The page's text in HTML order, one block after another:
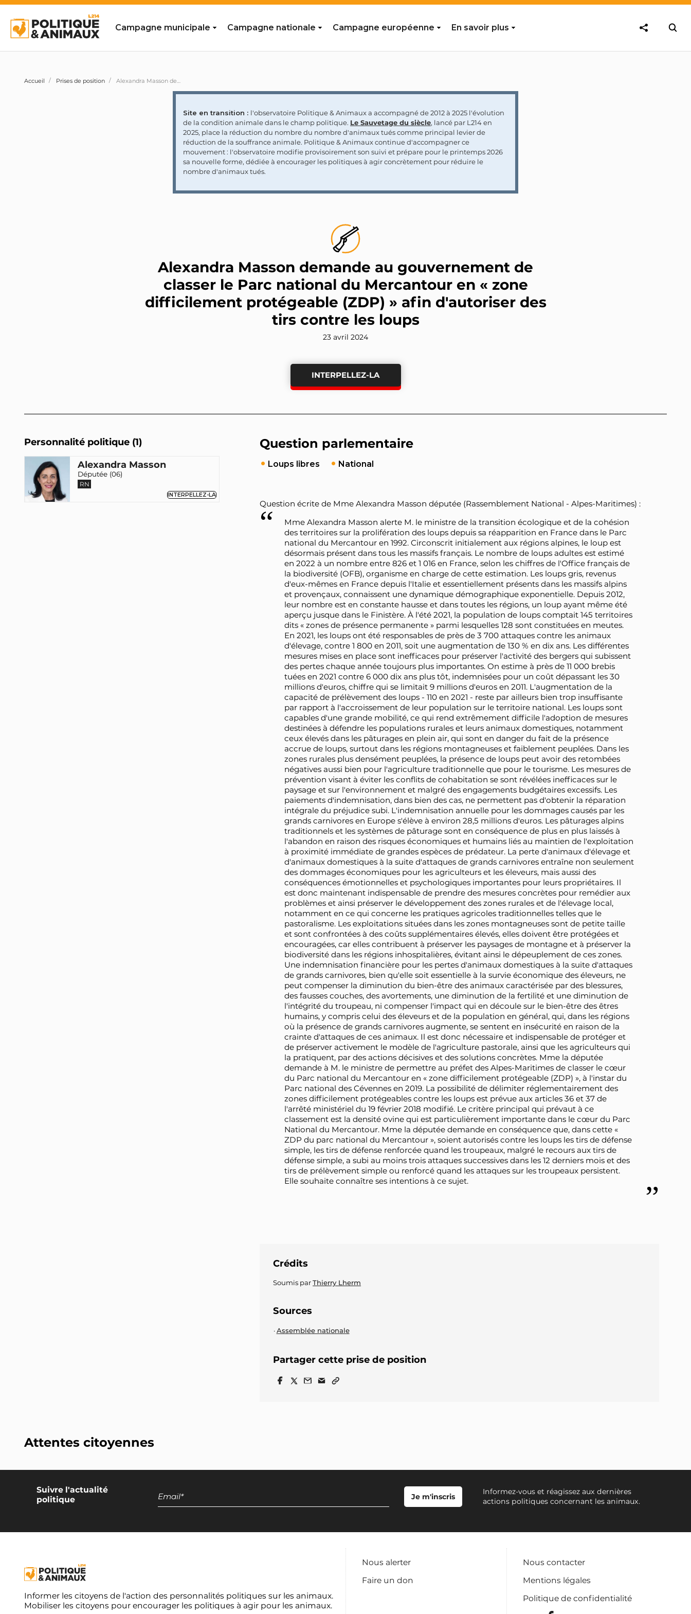
Campagne municipale Campagne nationale Campagne européenne En savoir plus
Accueil Prises de position Alexandra Masson demande au gouvernement de classer le Parc national du Mercantour en « zone difficilement protégeable (ZDP) » afin d'autoriser des tirs contre les loups
Site en transition : l'observatoire Politique & Animaux a accompagné de 2012 à 2025 l'évolution
de la condition animale dans le champ politique. Le Sauvetage du siècle, lancé par L214 en
2025, place la réduction du nombre du nombre d'animaux tués comme principal levier de
réduction de la souffrance animale. Politique & Animaux continue d'accompagner ce
mouvement : l'observatoire modifie provisoirement son suivi et prépare pour le printemps 2026
sa nouvelle forme, dédiée à encourager les politiques à agir concrètement pour réduire le
nombre d'animaux tués.
Alexandra Masson demande au gouvernement de
classer le Parc national du Mercantour en « zone
difficilement protégeable (ZDP) » afin d'autoriser des
tirs contre les loups
23 avril 2024
INTERPELLEZ-LA
Personnalité politique (1)
Alexandra Masson
Députée (06)
RN
INTERPELLEZ-LA
Question parlementaire
Loups libres National
Question écrite de Mme Alexandra Masson députée (Rassemblement National - Alpes-Maritimes) :
Mme Alexandra Masson alerte M. le ministre de la transition écologique et de la cohésion
des territoires sur la prolifération des loups depuis sa réapparition en France dans le Parc
national du Mercantour en 1992. Circonscrit initialement aux régions alpines, le loup est
désormais présent dans tous les massifs français. Le nombre de loups adultes est estimé
en 2022 à un nombre entre 826 et 1 016 en France, selon les chiffres de l'Office français de
la biodiversité (OFB), organisme en charge de cette estimation. Les loups gris, revenus
d'eux-mêmes en France depuis l'Italie et essentiellement présents dans les massifs alpins
et provençaux, connaissent une dynamique démographique exponentielle. Depuis 2012,
leur nombre est en constante hausse et dans toutes les régions, un loup ayant même été
aperçu jusque dans le Finistère. À l'été 2021, la population de loups comptait 145 territoires
dits « zones de présence permanente » parmi lesquelles 128 sont constituées en meutes.
En 2021, les loups ont été responsables de près de 3 700 attaques contre les animaux
d'élevage, contre 1 800 en 2011, soit une augmentation de 130 % en dix ans. Les différentes
mesures mises en place sont inefficaces pour préserver l'activité des bergers qui subissent
des pertes chaque année toujours plus importantes. On estime à près de 11 000 brebis
tuées en 2021 contre 6 000 dix ans plus tôt, indemnisées pour un coût dépassant les 30
millions d'euros, chiffre qui se limitait 9 millions d'euros en 2011. L'augmentation de la
capacité de prélèvement des loups - 110 en 2021 - reste par ailleurs bien trop insuffisante
par rapport à l'accroissement de leur population sur le territoire national. Les loups sont
capables d'une grande mobilité, ce qui rend extrêmement difficile l'adoption de mesures
destinées à défendre les populations rurales et leurs animaux domestiques, notamment
ceux élevés dans les pâturages en plein air, qui sont en danger du fait de la présence
accrue de loups, surtout dans les régions montagneuses et faiblement peuplées. Dans les
zones rurales plus densément peuplées, la présence de loups peut avoir des retombées
négatives aussi bien pour l'agriculture traditionnelle que pour le tourisme. Les mesures de
prévention visant à éviter les conflits de cohabitation se sont révélées inefficaces sur le
paysage et sur l'environnement et malgré des engagements budgétaires excessifs. Les
paiements d'indemnisation, dans bien des cas, ne permettent pas d'obtenir la réparation
intégrale du préjudice subi. L'indemnisation annuelle pour les dommages causés par les
grands carnivores en Europe s'élève à environ 28,5 millions d'euros. Les pâturages alpins
traditionnels et les systèmes de pâturage sont en conséquence de plus en plus laissés à
l'abandon en raison des risques économiques et humains liés au maintien de l'exploitation
à proximité immédiate de grandes espèces de prédateur. La perte d'animaux d'élevage et
d'animaux domestiques à la suite d'attaques de grands carnivores entraîne non seulement
des dommages économiques pour les agriculteurs et les éleveurs, mais aussi des
conséquences émotionnelles et psychologiques importantes pour leurs propriétaires. Il
est donc maintenant indispensable de prendre des mesures concrètes pour remédier aux
problèmes et ainsi préserver le développement des zones rurales et de l'élevage local,
notamment en ce qui concerne les pratiques agricoles traditionnelles telles que le
pastoralisme. Les exploitations situées dans les zones montagneuses sont de petite taille
et sont confrontées à des coûts supplémentaires élevés, elles doivent être protégées et
encouragées, car elles contribuent à préserver les paysages de montagne et à préserver la
biodiversité dans les régions inhospitalières, évitant ainsi le dépeuplement de ces zones.
Une indemnisation financière pour les pertes d'animaux domestiques à la suite d'attaques
de grands carnivores, bien qu'elle soit essentielle à la survie économique des éleveurs, ne
peut compenser la diminution du bien-être des animaux caractérisée par des blessures,
des fausses couches, des avortements, une diminution de la fertilité et une diminution de
l'intégrité du troupeau, ni compenser l'impact qui en découle sur le bien-être des êtres
humains, y compris celui des éleveurs et de la population en général, qui, dans les régions
où la présence de grands carnivores augmente, se sentent en insécurité en raison de la
crainte d'attaques de ces animaux. Il est donc nécessaire et indispensable de protéger et
de préserver activement le modèle de l'agriculture pastorale, ainsi que les agriculteurs qui
la pratiquent, par des actions décisives et des solutions concrètes. Mme la députée
demande à M. le ministre de permettre au préfet des Alpes-Maritimes de classer le cœur
du Parc national du Mercantour en « zone difficilement protégeable (ZDP) », à l'instar du
Parc national des Cévennes en 2019. La possibilité de délimiter réglementairement des
zones difficilement protégeables contre les loups est prévue aux articles 36 et 37 de
l'arrêté ministériel du 19 février 2018 modifié. Le critère principal qui prévaut à ce
classement est la densité ovine qui est particulièrement importante dans le cœur du Parc
National du Mercantour. Mme la députée demande en conséquence que, dans cette «
ZDP du parc national du Mercantour », soient autorisés contre les loups les tirs de défense
simple, les tirs de défense renforcée quand les troupeaux, malgré le recours aux tirs de
défense simple, a subi au moins trois attaques successives dans les 12 derniers mois et des
tirs de prélèvement simple ou renforcé quand les attaques sur les troupeaux persistent.
Elle souhaite connaître ses intentions à ce sujet.
Crédits
Soumis parThierry Lherm
Sources
Assemblée nationale
Partager cette prise de position
Attentes citoyennes
Suivre l'actualité
politique
Informez-vous et réagissez aux dernières
actions politiques concernant les animaux.
Informer les citoyens de l'action des personnalités politiques sur les animaux.
Mobiliser les citoyens pour encourager les politiques à agir pour les animaux.
Nous alerter
Faire un don
Nous contacter
Mentions légales
Politique de confidentialité